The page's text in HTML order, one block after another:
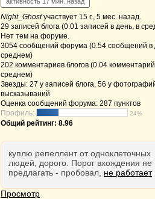
Night_Ghostучаствует 15 г., 5 мес. назад.
29 записей блога (0.01 записей в день, в
Нет тем на форуме.
3054 сообщений форума (0.54 сообщений в
среднем)
202 комментариев блогов (0.04
среднем)
Звезды: 27 у записей блога, 56 у
высказываний
Оценка сообщений форума: 287 пунктов
Профиль:
24%
Общий рейтинг: 8.96
куплю репеллент от одноклеточных
людей, дорого. Порог вхождения не
предлагать - пробовал, не работает
Просмотр